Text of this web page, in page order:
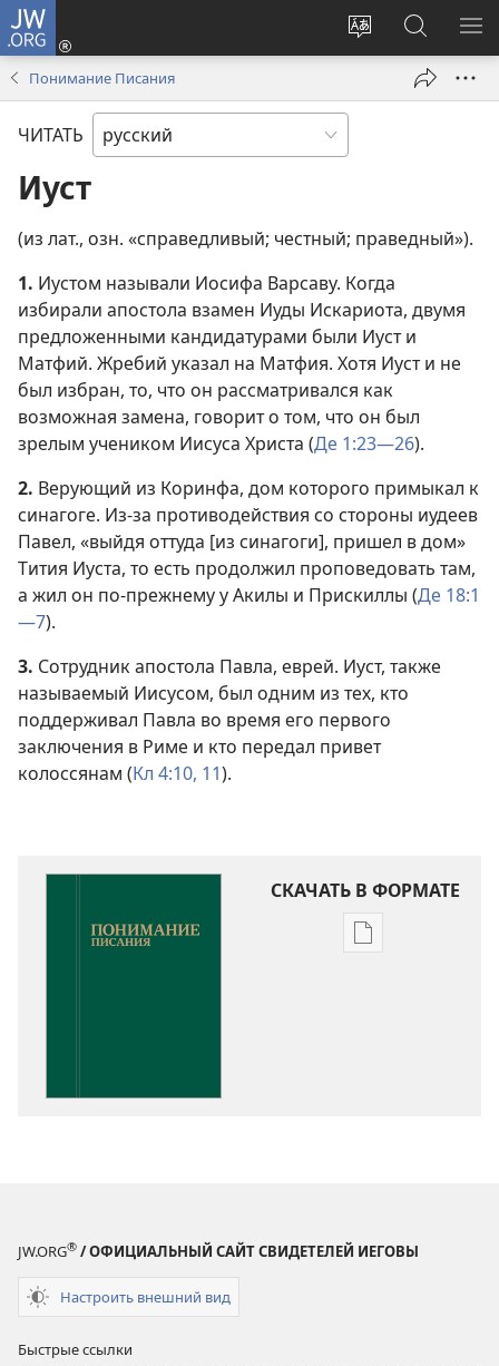
JW.ORG
Изменить
Войти
(открывается
окне)
Поиск
по
jw.org
Понимание Писания
ЧИТАТЬ
Иуст
(из лат., озн. «справедливый; честный; праведный»).
1. Иустом называли Иосифа Варсаву. Когда
избирали апостола взамен Иуды Искариота, двумя
предложенными кандидатурами были Иуст и
Матфий. Жребий указал на Матфия. Хотя Иуст и не
был избран, то, что он рассматривался как
возможная замена, говорит о том, что он был
зрелым учеником Иисуса Христа (Де 1:23—26).
2. Верующий из Коринфа, дом которого примыкал к
синагоге. Из-за противодействия со стороны иудеев
Павел, «выйдя оттуда [из синагоги], пришел в дом»
Тития Иуста, то есть продолжил проповедовать там,
а жил он по-прежнему у Акилы и Прискиллы (Де 18:1
—7).
3. Сотрудник апостола Павла, еврей. Иуст, также
называемый Иисусом, был одним из тех, кто
поддерживал Павла во время его первого
заключения в Риме и кто передал привет
колоссянам (Кл 4:10, 11).
СКАЧАТЬ В ФОРМАТЕ
Варианты
JW.ORG® / ОФИЦИАЛЬНЫЙ САЙТ СВИДЕТЕЛЕЙ ИЕГОВЫ
Настроить внешний вид
Быстрые ссылки